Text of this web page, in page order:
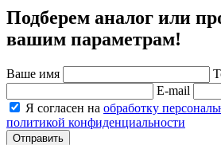
Подберем аналог или
вашим параметрам!
Ваше имя
E-mail
Я согласен на обработку
политикой конфиденциальности
Отправить